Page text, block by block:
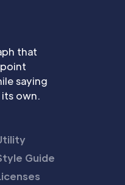
that
saying
own.
Guide